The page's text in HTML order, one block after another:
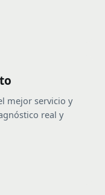
mejor servicio y
real y